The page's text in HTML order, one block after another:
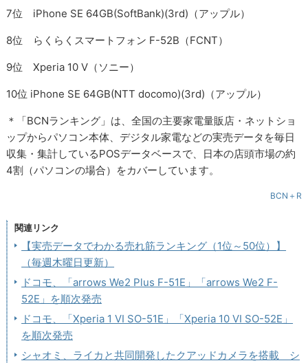
7位 iPhone SE 64GB(SoftBank)(3rd)（アップル）
8位 らくらくスマートフォン F-52B（FCNT）
9位 Xperia 10 V（ソニー）
10位 iPhone SE 64GB(NTT docomo)(3rd)（アップル）
＊「BCNランキング」は、全国の主要家電量販店・ネットショ
ップからパソコン本体、デジタル家電などの実売データを毎日
収集・集計しているPOSデータベースで、日本の店頭市場の約
4割（パソコンの場合）をカバーしています。
BCN＋R
関連リンク
【実売データでわかる売れ筋ランキング（1位～50位）】
（毎週木曜日更新）
ドコモ、「arrows We2 Plus F-51E」「arrows We2 F-
52E」を順次発売
ドコモ、「Xperia 1 VI SO-51E」「Xperia 10 VI SO-52E」
を順次発売
シャオミ、ライカと共同開発したクアッドカメラを搭載 シ